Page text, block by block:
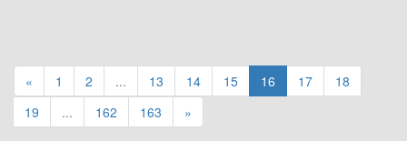
« 1 2 ... 13 14 15 16 17
18
19
... 162 163 »